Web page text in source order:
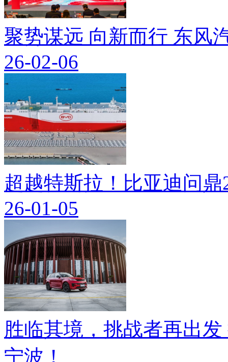
聚势谋远 向新而行 东风
26-02-06
超越特斯拉！比亚迪问
26-01-05
胜临其境，挑战者再出
宁波！